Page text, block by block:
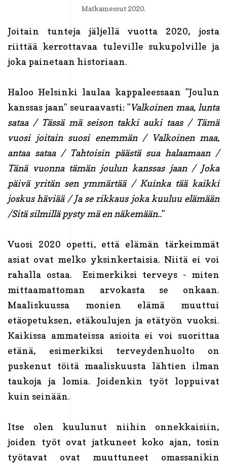
Matkamessut 2020.
Joitain tunteja jäljellä vuotta 2020, josta
riittää kerrottavaa tuleville sukupolville ja
joka painetaan historiaan.
Haloo Helsinki laulaa kappaleessaan "Joulun
kanssas jaan" seuraavasti: "Valkoinen maa, lunta
sataa / Tässä mä seison takki auki taas / Tämä
vuosi joitain suosi enemmän / Valkoinen maa,
antaa sataa / Tahtoisin päästä sua halaamaan /
Tänä vuonna tämän joulun kanssas jaan / Joka
päivä yritän sen ymmärtää / Kuinka tää kaikki
joskus häviää / Ja se rikkaus joka kuuluu elämään
/Sitä silmillä pysty mä en näkemään.."
Vuosi 2020 opetti, että elämän tärkeimmät
asiat ovat melko yksinkertaisia. Niitä ei voi
rahalla ostaa. Esimerkiksi terveys - miten
mittaamattoman arvokasta se onkaan.
Maaliskuussa monien elämä muuttui
etäopetuksen, etäkoulujen ja etätyön vuoksi.
Kaikissa ammateissa asioita ei voi suorittaa
etänä, esimerkiksi terveydenhuolto on
puskenut töitä maaliskuusta lähtien ilman
taukoja ja lomia. Joidenkin työt loppuivat
kuin seinään.
Itse olen kuulunut niihin onnekkaisiin,
joiden työt ovat jatkuneet koko ajan, tosin
työtavat ovat muuttuneet omassanikin